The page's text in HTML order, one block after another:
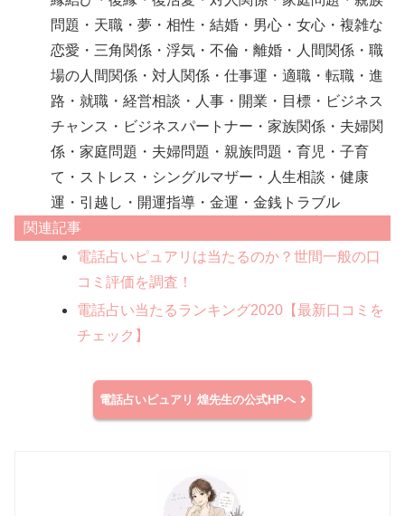
問題・天職・夢・相性・結婚・男心・女心・複雑な
恋愛・三角関係・浮気・不倫・離婚・人間関係・職
場の人間関係・対人関係・仕事運・適職・転職・進
路・就職・経営相談・人事・開業・目標・ビジネス
チャンス・ビジネスパートナー・家族関係・夫婦関
係・家庭問題・夫婦問題・親族問題・育児・子育
て・ストレス・シングルマザー・人生相談・健康
運・引越し・開運指導・金運・金銭トラブル
関連記事
電話占いピュアリは当たるのか？世間一般の口
コミ評価を調査！
電話占い当たるランキング2020【最新口コミを
チェック】
電話占いピュアリ 煌先生の公式HPへ